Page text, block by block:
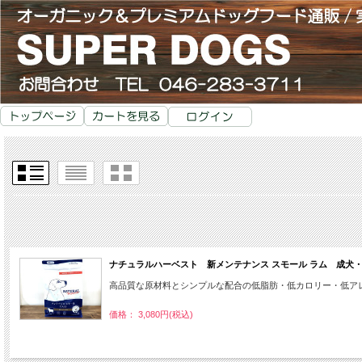
ナチュラルハーベスト 新メンテナンス スモール ラム 成犬
高品質な原材料とシンプルな配合の低脂肪・低カロリー・低
価格： 3,080円(税込)